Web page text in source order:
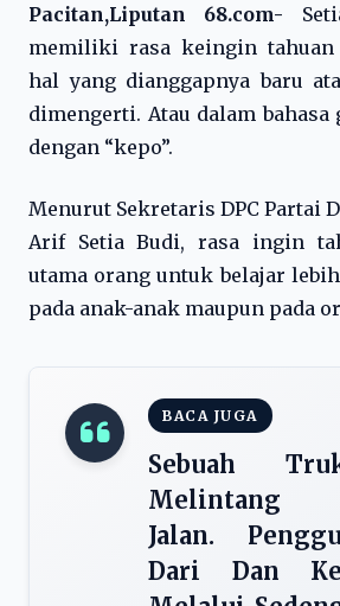
Pacitan,Liputan 68.com-
memiliki rasa keingin tahuan
hal yang dianggapnya baru
dimengerti. Atau dalam
dengan “kepo”.
Menurut Sekretaris DPC Partai
Arif Setia Budi, rasa ingin
utama orang untuk belajar
pada anak-anak maupun pada
BACA JUGA
Sebuah
Melintang
Jalan.
Dari Dan